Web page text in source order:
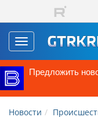
Перейти к основному
Toggle
navigation
Предложить
Новости